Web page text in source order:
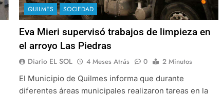
QUILMES SOCIEDAD
Eva Mieri supervisó trabajos de limpieza en
el arroyo Las Piedras
Diario EL SOL 4 Meses Atrás 0
2 Minutos
El Municipio de Quilmes informa que durante
diferentes áreas municipales realizaron tareas en la